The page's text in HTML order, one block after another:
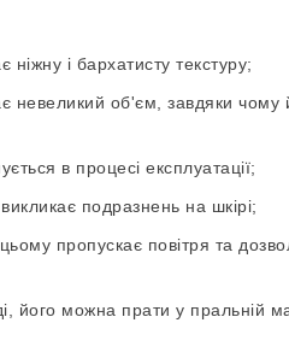
і бархатисту текстуру;
невеликий об'єм, завдяки чому
в процесі експлуатації;
подразнень на шкірі;
пропускає повітря та
його можна прати у пральній